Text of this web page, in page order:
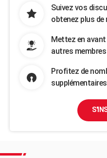
Suivez vos
obtenez plus de
Mettez en
autres membres
Profitez de